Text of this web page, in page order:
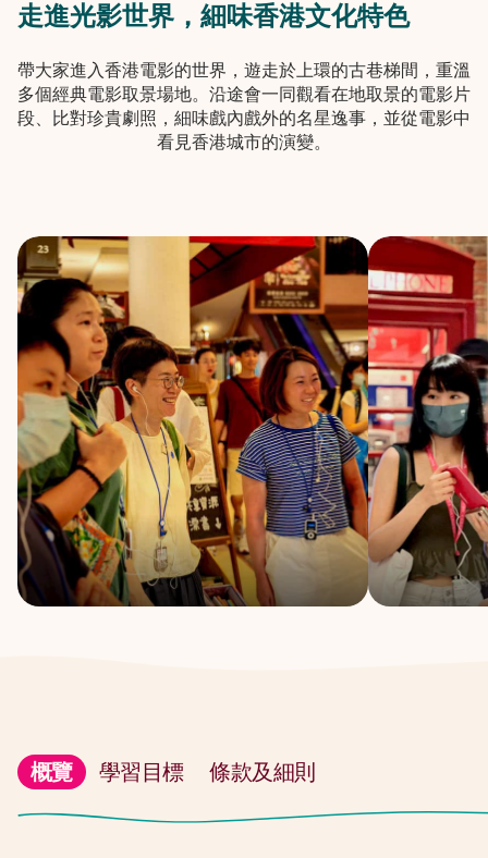
走進光影世界，細味香港文化特色
帶大家進入香港電影的世界，遊走於上環的古巷梯間，重溫
多個經典電影取景場地。沿途會一同觀看在地取景的電影片
段、比對珍貴劇照，細味戲內戲外的名星逸事，並從電影中
看見香港城市的演變。
概覽 學習目標 條款及細則